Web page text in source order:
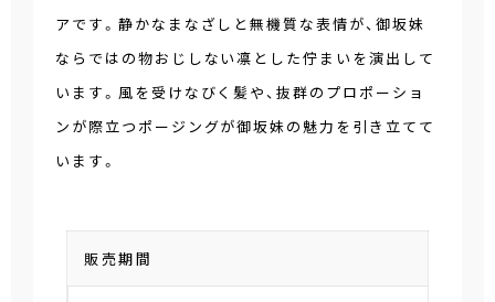
アです。静かなまなざしと無機質な表情が、御坂妹
ならではの物おじしない凛とした佇まいを演出して
います。風を受けなびく髪や、抜群のプロポーショ
ンが際立つポージングが御坂妹の魅力を引き立てて
います。
販売期間